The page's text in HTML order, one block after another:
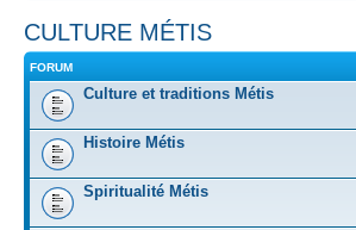
CULTURE MÉTIS
FORUM
Culture et traditions Métis
Histoire Métis
Spiritualité Métis